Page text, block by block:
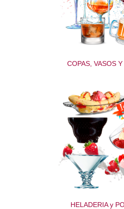
COPAS, VASOS
HELADERIA y